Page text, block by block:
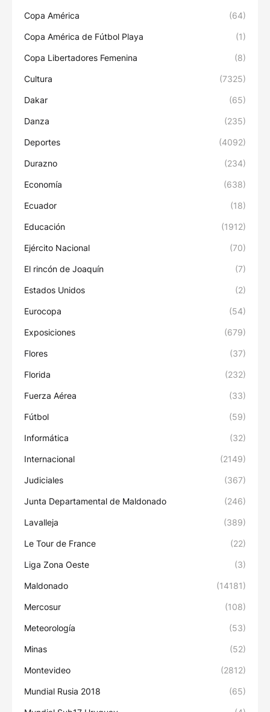
Copa América (64)
Copa América de Fútbol Playa (1)
Copa Libertadores Femenina (8)
Cultura (7325)
Dakar (65)
Danza (235)
Deportes (4092)
Durazno (234)
Economía (638)
Ecuador (18)
Educación (1912)
Ejército Nacional (70)
El rincón de Joaquín (7)
Estados Unidos (2)
Eurocopa (54)
Exposiciones (679)
Flores (37)
Florida (232)
Fuerza Aérea (33)
Fútbol (59)
Informática (32)
Internacional (2149)
Judiciales (367)
Junta Departamental de Maldonado (246)
Lavalleja (389)
Le Tour de France (22)
Liga Zona Oeste (3)
Maldonado (14181)
Mercosur (108)
Meteorología (53)
Minas (52)
Montevideo (2812)
Mundial Rusia 2018 (65)